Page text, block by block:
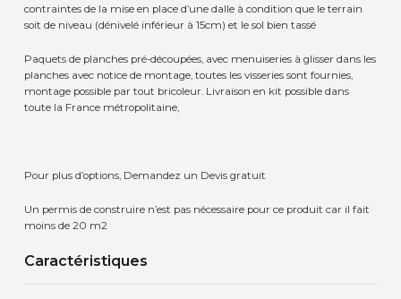
contraintes de la mise en place d’une dalle à condition que le terrain
soit de niveau (dénivelé inférieur à 15cm) et le sol bien tassé
Paquets de planches pré-découpées, avec menuiseries à glisser dans les
planches avec notice de montage, toutes les visseries sont fournies,
montage possible par tout bricoleur. Livraison en kit possible dans
toute la France métropolitaine,
Pour plus d’options, Demandez un Devis gratuit
Un permis de construire n’est pas nécessaire pour ce produit car il fait
moins de 20 m2
Caractéristiques